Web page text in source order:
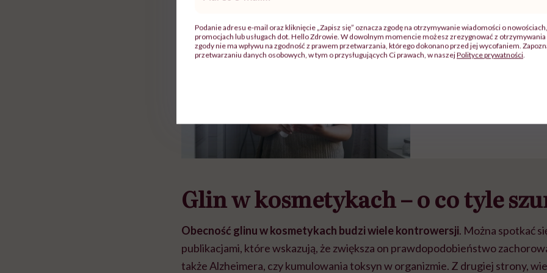
Czego nie powinien
dezodorant?
listę szkodliwych
Glin w kosmetykach – o co tyle
Obecność glinu w kosmetykach budzi wiele kontrowersji. Można spotkać
publikacjami, które wskazują, że zwiększa on prawdopodobieństwo
także Alzheimera, czy kumulowania toksyn w organizmie. Z drugiej strony,
mail*
Podanie adresu e-mail oraz kliknięcie „Zapisz się” oznacza zgodę na otrzymywanie wiadomości o
promocjach lub usługach dot. Hello Zdrowie. W dowolnym momencie możesz zrezygnować z
zgody nie ma wpływu na zgodność z prawem przetwarzania, którego dokonano przed jej wycofaniem.
przetwarzaniu danych osobowych, w tym o przysługujących Ci prawach, w naszejPolityce prywatności.